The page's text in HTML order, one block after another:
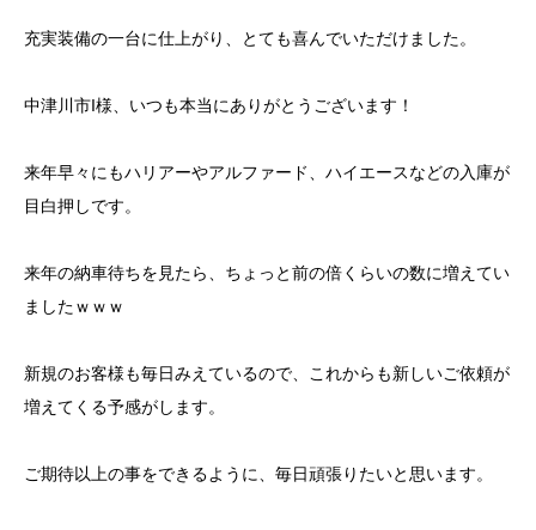
充実装備の一台に仕上がり、とても喜んでいただけました。
中津川市I様、いつも本当にありがとうございます！
来年早々にもハリアーやアルファード、ハイエースなどの入庫が
目白押しです。
来年の納車待ちを見たら、ちょっと前の倍くらいの数に増えてい
ましたｗｗｗ
新規のお客様も毎日みえているので、これからも新しいご依頼が
増えてくる予感がします。
ご期待以上の事をできるように、毎日頑張りたいと思います。